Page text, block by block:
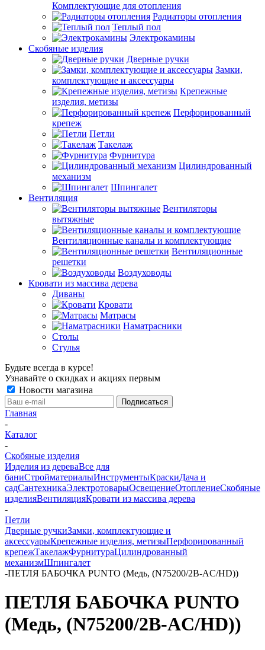
Комплектующие для отопления
Радиаторы отопления
Теплый пол
Электрокамины
Скобяные изделия
Дверные ручки
Замки,
комплектующие и аксессуары
Крепежные
изделия, метизы
Перфорированный
крепеж
Петли
Такелаж
Фурнитура
Цилиндрованный
механизм
Шпингалет
Вентиляция
Вентиляторы
вытяжные
Вентиляционные каналы и комплектующие
Вентиляционные
решетки
Воздуховоды
Кровати из массива дерева
Диваны
Кровати
Матрасы
Наматрасники
Столы
Стулья
Будьте всегда в курсе!
Узнавайте о скидках и акциях первым
Новости магазина
Главная
-
Каталог
-
Скобяные изделия
Изделия из дереваВсе для
баниСтройматериалыИнструментыКраскиДача и
садСантехникаЭлектротоварыОсвещениеОтоплениеСкобяные
изделияВентиляцияКровати из массива дерева
-
Петли
Дверные ручкиЗамки, комплектующие и
аксессуарыКрепежные изделия, метизыПерфорированный
крепежТакелажФурнитураЦилиндрованный
механизмШпингалет
-ПЕТЛЯ БАБОЧКА PUNTO (Медь, (N75200/2B-AC/HD))
ПЕТЛЯ БАБОЧКА PUNTO
(Медь, (N75200/2B-AC/HD))